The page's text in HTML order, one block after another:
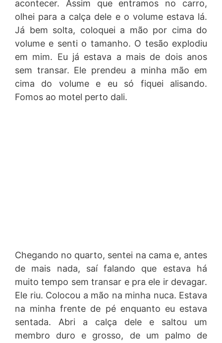
acontecer. Assim que entramos no carro,
olhei para a calça dele e o volume estava lá.
Já bem solta, coloquei a mão por cima do
volume e senti o tamanho. O tesão explodiu
em mim. Eu já estava a mais de dois anos
sem transar. Ele prendeu a minha mão em
cima do volume e eu só fiquei alisando.
Fomos ao motel perto dali.
Chegando no quarto, sentei na cama e, antes
de mais nada, saí falando que estava há
muito tempo sem transar e pra ele ir devagar.
Ele riu. Colocou a mão na minha nuca. Estava
na minha frente de pé enquanto eu estava
sentada. Abri a calça dele e saltou um
membro duro e grosso, de um palmo de